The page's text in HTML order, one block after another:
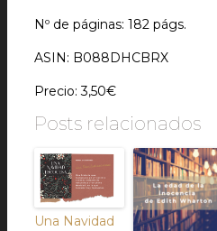
Nº de páginas: 182 págs.
ASIN: B088DHCBRX
Precio: 3,50€
Posts relacionados
Una Navidad